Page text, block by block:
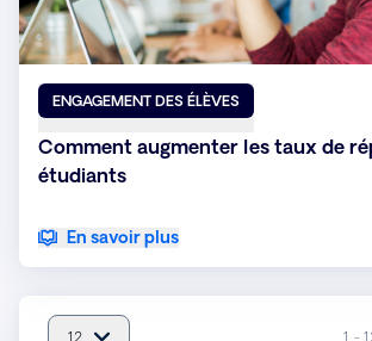
ENGAGEMENT DES ÉLÈVES
Comment augmenter les taux de
étudiants
En savoir plus
12 1 -